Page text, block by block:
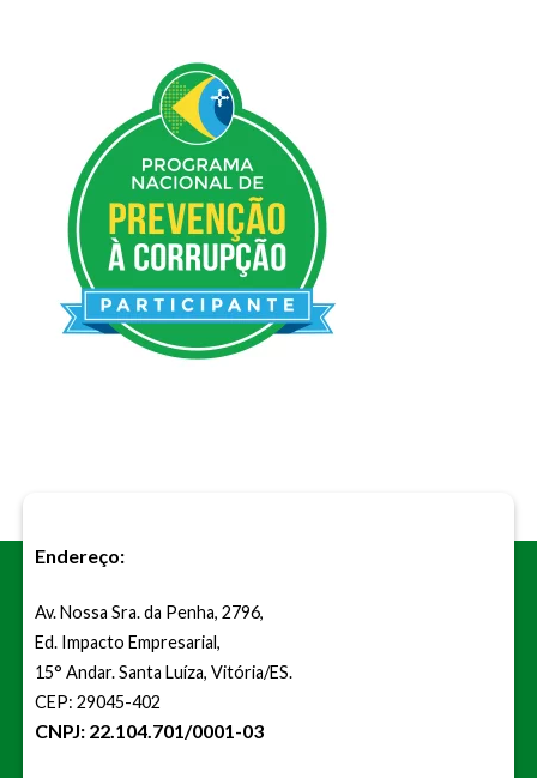
Endereço:
Av. Nossa Sra. da Penha, 2796,
Ed. Impacto Empresarial,
15° Andar. Santa Luíza, Vitória/ES.
CEP: 29045-402
CNPJ: 22.104.701/0001-03